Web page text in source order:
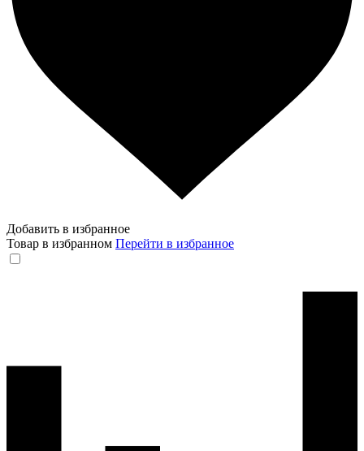
Добавить в избранное
Товар в избранном Перейти в избранное